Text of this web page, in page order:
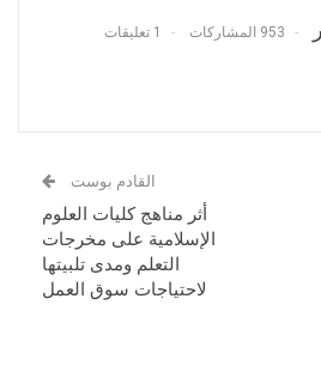
953 المشاركات 1 تعليقات
القادم بوست
أثر مناهج كليات العلوم
الإسلامية على مخرجات
التعلم ومدى تلبيتها
لاحتياجات سوق العمل